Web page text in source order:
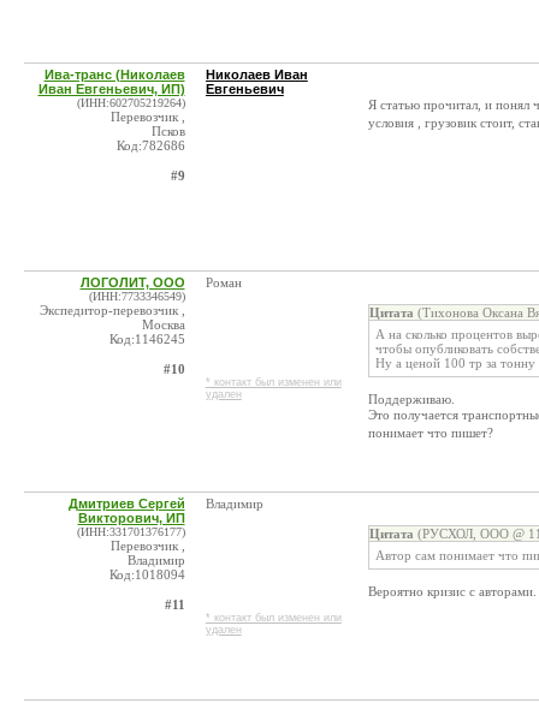
Ива-транс (Николаев
Иван Евгеньевич, ИП)
(ИНН:602705219264)
Перевозчик ,
Псков
Код:782686
#9
Николаев Иван
Евгеньевич
Я статью прочитал, и понял
условия , грузовик стоит,
ЛОГОЛИТ, ООО
(ИНН:7733346549)
Экспедитор-перевозчик ,
Москва
Код:1146245
#10
Роман
* контакт был изменен или
удален
Цитата (Тихонова Оксана
А на сколько процентов
чтобы опубликовать
Ну а ценой 100 тр за
Поддерживаю.
Это получается
понимает что пишет?
Дмитриев Сергей
Викторович, ИП
(ИНН:331701376177)
Перевозчик ,
Владимир
Код:1018094
#11
Владимир
* контакт был изменен или
удален
Цитата (РУСХОЛ, ООО @
Автор сам понимает что
Вероятно кризис с